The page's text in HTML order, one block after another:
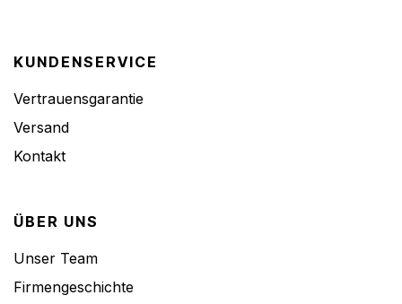
KUNDENSERVICE
Vertrauensgarantie
Versand
Kontakt
ÜBER UNS
Unser Team
Firmengeschichte